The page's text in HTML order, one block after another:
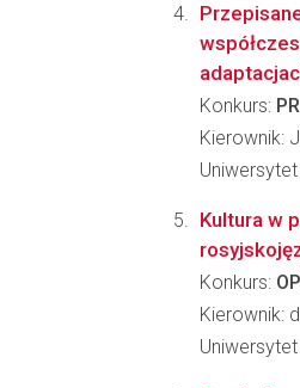
Konkurs:
Kierownik:
Kultura w
Konkurs:
Kierownik: